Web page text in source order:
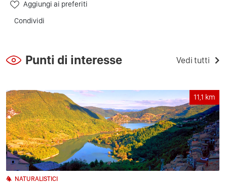
Aggiungi ai preferiti
Condividi
Punti di interesse Vedi tutti
11,1 km
NATURALISTICI